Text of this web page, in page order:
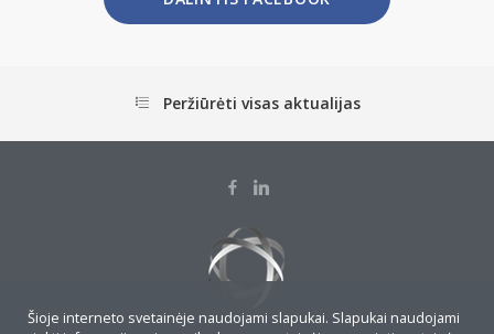
Peržiūrėti visas aktualijas
Šioje interneto svetainėje naudojami slapukai. Slapukai naudojami